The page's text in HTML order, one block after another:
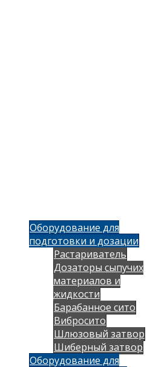
Оборудование для
подготовки и дозации
Растариватель
Дозаторы сыпучих
материалов и
жидкости
Барабанное сито
Вибросито
Шлюзовый затвор
Шиберный затвор
Оборудование для